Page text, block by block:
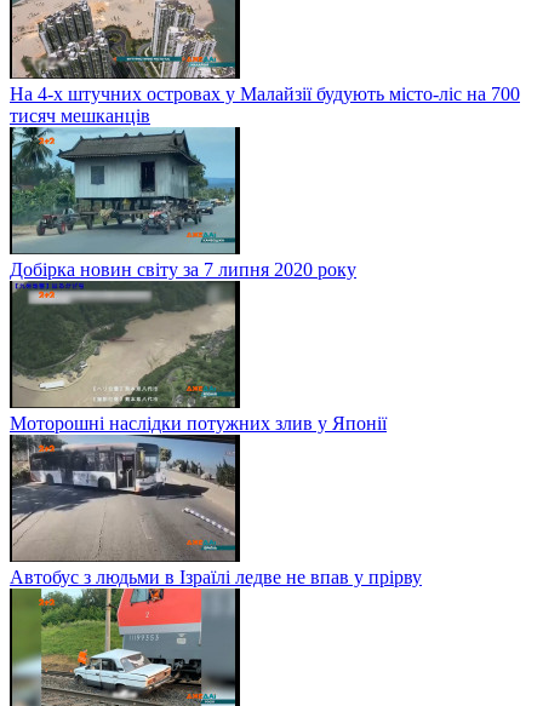
На 4-х штучних островах у Малайзії будують місто-ліс на 700
тисяч мешканців
Добірка новин світу за 7 липня 2020 року
Моторошні наслідки потужних злив у Японії
Автобус з людьми в Ізраїлі ледве не впав у прірву